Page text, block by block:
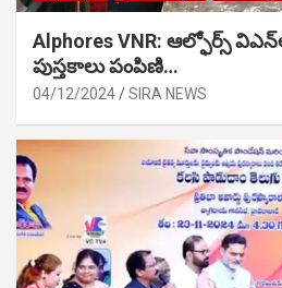
Alphores VNR: ఆల్ఫోర్స్
పుస్తకాలు పంపిణి…
04/12/2024 SIRA NEWS